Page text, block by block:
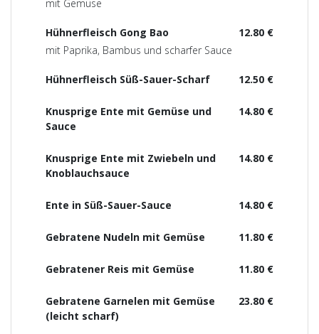
mit Gemüse
12.80 €
Hühnerfleisch Gong Bao
mit Paprika, Bambus und scharfer Sauce
12.50 €
Hühnerfleisch Süß-Sauer-Scharf
14.80 €
Knusprige Ente mit Gemüse und
Sauce
14.80 €
Knusprige Ente mit Zwiebeln und
Knoblauchsauce
14.80 €
Ente in Süß-Sauer-Sauce
11.80 €
Gebratene Nudeln mit Gemüse
11.80 €
Gebratener Reis mit Gemüse
23.80 €
Gebratene Garnelen mit Gemüse
(leicht scharf)